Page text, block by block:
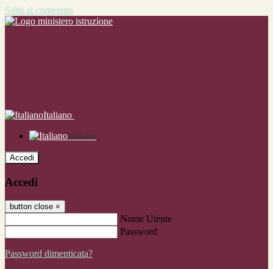
Salta al contenuto
Italiano
Italiano
Accedi
Accedi
button close ×
Nome Utente
Password
Password dimenticata?